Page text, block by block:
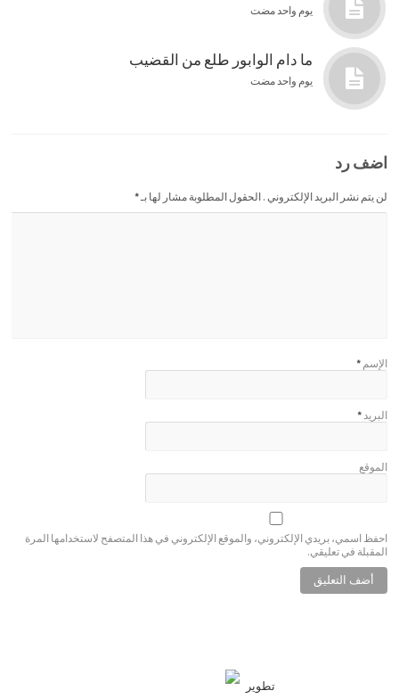
يوم واحد مضت
ما دام الوابور طلع من القضيب
يوم واحد مضت
اضف رد
لن يتم نشر البريد الإلكتروني . الحقول المطلوبة مشار لها بـ*
الإسم *
البريد*
الموقع
احفظ اسمي، بريدي الإلكتروني، والموقع الإلكتروني في هذا المتصفح لاستخدامها المرة
المقبلة في تعليقي.
تطوير